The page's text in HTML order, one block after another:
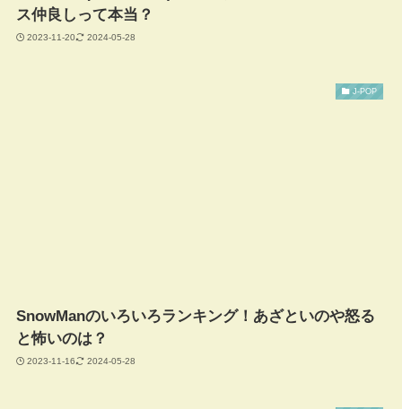
ス仲良しって本当？
2023-11-20 2024-05-28
J-POP
SnowManのいろいろランキング！あざといのや怒る
と怖いのは？
2023-11-16 2024-05-28